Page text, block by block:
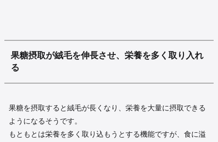
果糖摂取が絨毛を伸長させ、栄養を多く取り入れ
る
果糖を摂取すると絨毛が長くなり、栄養を大量に摂取できる
ようになるそうです。
もともとは栄養を多く取り込もうとする機能ですが、食に溢